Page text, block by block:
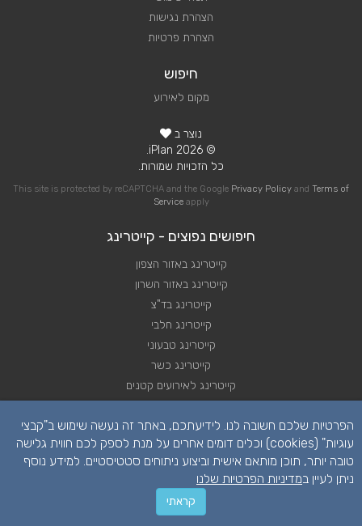
הצהרת נגישות
הצהרת פרטיות
חיפוש
מקום לאירוע
נוצר ב
© 2026 iPlan.
כל הזכויות שמורות.
This site is protected by reCAPTCHA and the Google Privacy Policy and Terms of
Serviceapply
חיפושים נפוצים - קייטרינג
קייטרינג באזור הצפון
קייטרינג באזור השרון
קייטרינג בד"צ
קייטרינג חלבי
קייטרינג טבעוני
קייטרינג כשר
קייטרינג לאירועים קטנים
קייטרינג לחתונה
הפרטיות שלכם חשובה לנו. לידיעתכם, באתר זה נעשה שימוש ב"קבצי
עוגיות" (cookies) וכלים דומים אחרים על מנת לספק לכם חווית גלישה
טובה יותר, תוכן מותאם אישית וביצוע ניתוחים סטטיסטיים. למידע נוסף
ניתן לעיין במדיניות הפרטיות שלנו
קראתי